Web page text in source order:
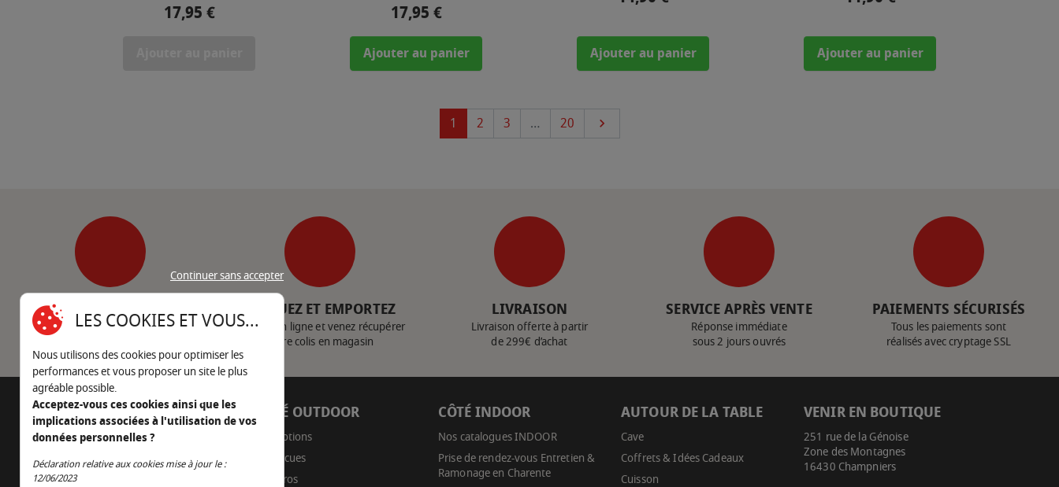
Prix
17,95 €
Prix
17,95 €
Ajouter au panier Ajouter au panier Ajouter au panier
1 2 3 … 20 Suivant

SERVICE CLIENT
Nous contacter
CLIQUEZ ET EMPORTEZ
Achetez en ligne et venez récupérer
votre colis en magasin
LIVRAISON
Livraison offerte à partir
de 299€ d’achat
SERVICE APRÈS VENTE
Réponse immédiate
sous 2 jours ouvrés
PAIEMENTS SÉCURISÉS
Tous les paiements sont
réalisés avec cryptage SSL
AUTOUR DU FEU
05 45 22 98 09
Nous envoyer un e-mail
CÔTÉ OUTDOOR
Promotions
Barbecues
Braseros
CÔTÉ INDOOR
Nos catalogues INDOOR
Prise de rendez-vous Entretien &
Ramonage en Charente
AUTOUR DE LA TABLE
Cave
Coffrets & Idées Cadeaux
Cuisson
VENIR EN BOUTIQUE
251 rue de la Génoise
Zone des Montagnes
16430 Champniers
Continuer sans accepter
LES COOKIES ET VOUS...
Nous utilisons des cookies pour optimiser les
performances et vous proposer un site le plus
agréable possible.
Acceptez-vous ces cookies ainsi que les
implications associées à l'utilisation de vos
données personnelles ?
Déclaration relative aux cookies mise à jour le :
12/06/2023